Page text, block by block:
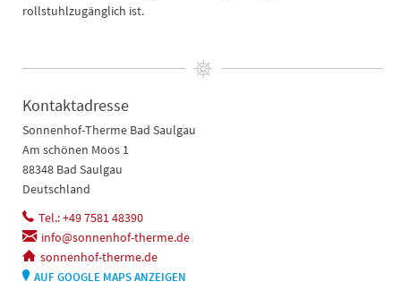
rollstuhlzugänglich ist.
Kontaktadresse
Sonnenhof-Therme Bad Saulgau
Am schönen Moos 1
88348 Bad Saulgau
Deutschland
Tel.: +49 7581 48390
info@sonnenhof-therme.de
sonnenhof-therme.de
AUF GOOGLE MAPS ANZEIGEN